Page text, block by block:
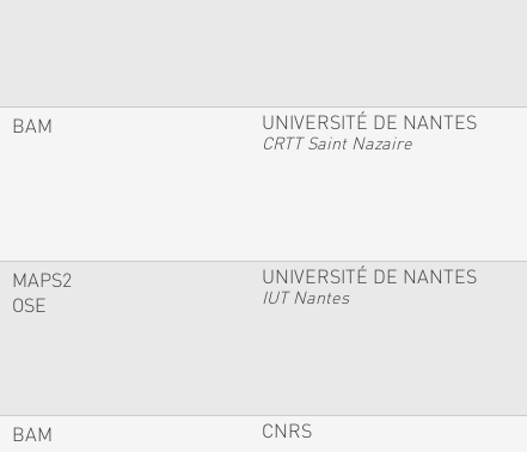
BAM UNIVERSITÉ DE NANTES
CRTT Saint Nazaire
MAPS2
OSE
UNIVERSITÉ DE NANTES
IUT Nantes
BAM CNRS